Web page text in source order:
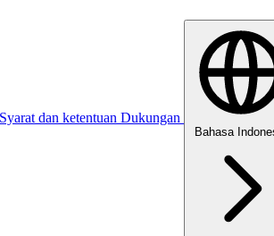
Syarat dan ketentuan Dukungan
Bahasa